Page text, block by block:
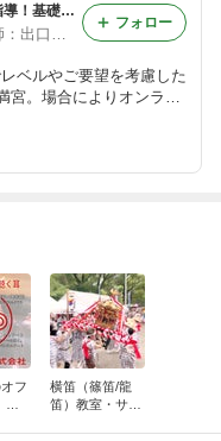
出口煌玲の表現力を高める横笛指導！基礎の徹底により上級テクニックまで伝授！
ベルやご要望を考慮した
宮。場合によりオンライ
対応。 気軽に習いたい
ルあり。 主催：ルビー
フォロー
フ
横笛（篠笛/龍
笛）教室・サー